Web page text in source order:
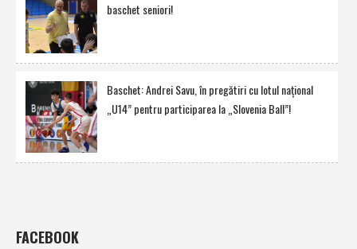
baschet seniori!
Baschet: Andrei Savu, în pregătiri cu lotul naţional
„U14” pentru participarea la „Slovenia Ball”!
FACEBOOK